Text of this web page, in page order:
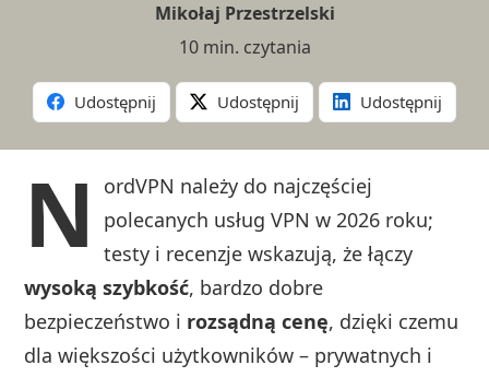
Mikołaj Przestrzelski
10 min. czytania
Udostępnij Udostępnij Udostępnij
N
ordVPN należy do najczęściej
polecanych usług VPN w 2026 roku;
testy i recenzje wskazują, że łączy
wysoką szybkość, bardzo dobre
bezpieczeństwo i rozsądną cenę, dzięki czemu
dla większości użytkowników – prywatnych i